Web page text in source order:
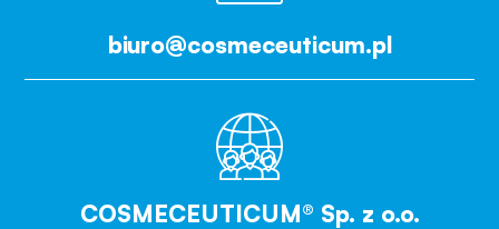
biuro@cosmeceuticum.pl
COSMECEUTICUM® Sp. z o.o.